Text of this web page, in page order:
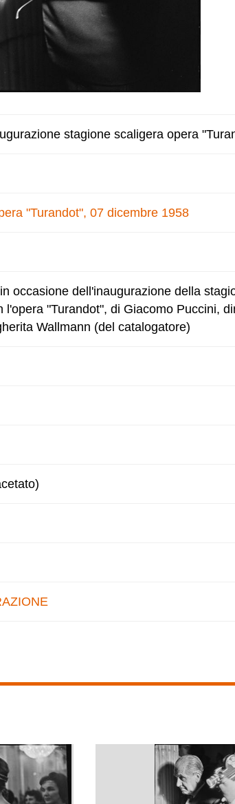
stagione scaligera opera
"Turandot", 07 dicembre 1958
occasione dell'inaugurazione della
l'opera "Turandot", di Giacomo Puccini,
Wallmann (del catalogatore)